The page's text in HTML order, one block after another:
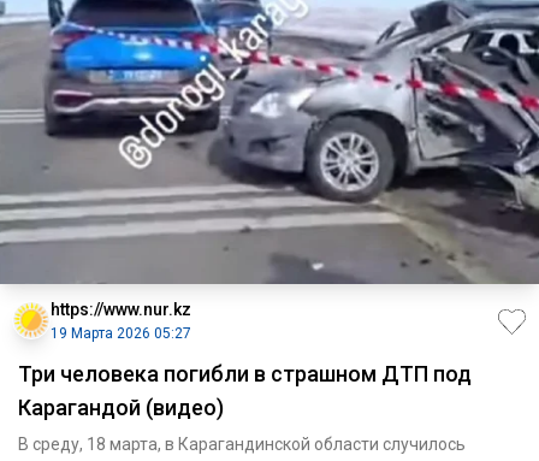
https://www.nur.kz
19 Марта 2026 05:27
Три человека погибли в страшном ДТП под
Карагандой (видео)
В среду, 18 марта, в Карагандинской области случилось